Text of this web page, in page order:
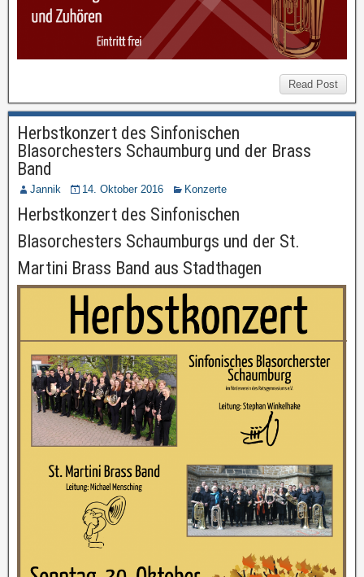
Read Post
Herbstkonzert des Sinfonischen
Blasorchesters Schaumburg und der Brass
Band
Jannik 14. Oktober 2016 Konzerte
Herbstkonzert des Sinfonischen
Blasorchesters Schaumburgs und der St.
Martini Brass Band aus Stadthagen